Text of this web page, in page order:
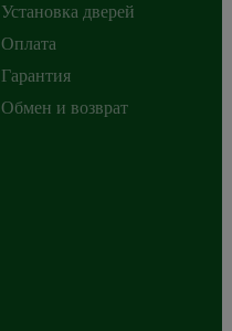
Установка дверей
Оплата
Гарантия
Обмен и возврат